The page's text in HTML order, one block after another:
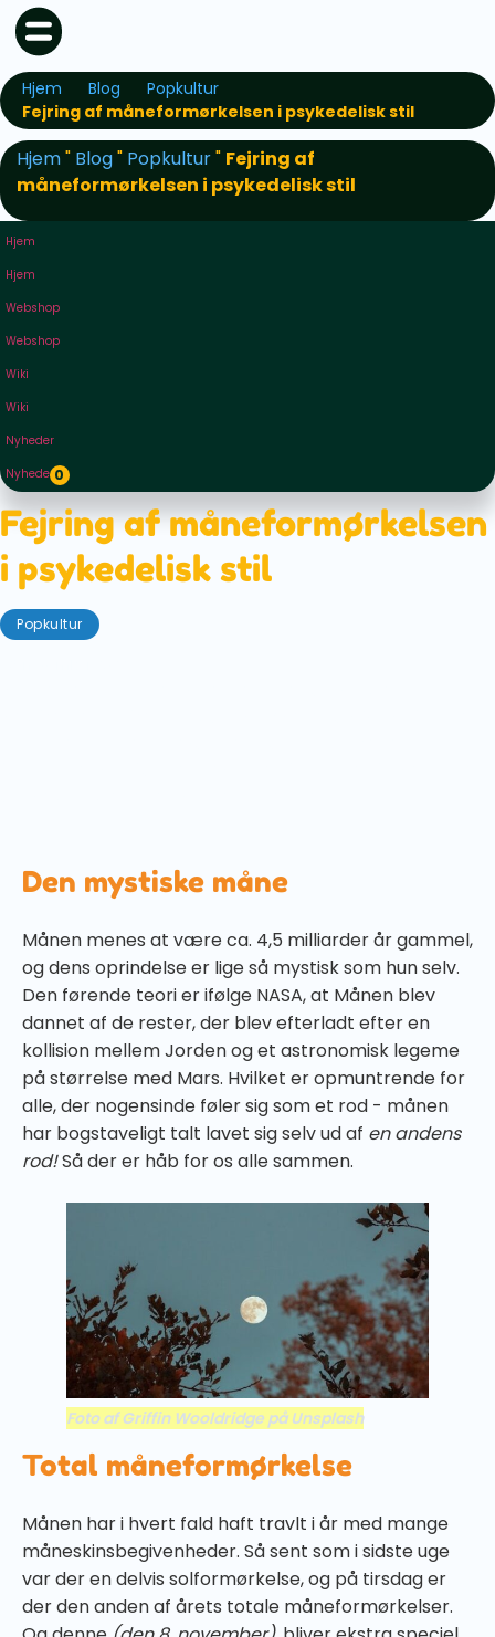
Hjem Blog
Popkultur
Fejring af måneformørkelsen i psykedelisk stil
Hjem" Blog" Popkultur" Fejring af
måneformørkelsen i psykedelisk stil
Hjem
Hjem
Webshop
Webshop
Wiki
Wiki
Nyheder
Nyheder0
Fejring af måneformørkelsen
i psykedelisk stil
Popkultur
Den mystiske måne
Månen menes at være ca. 4,5 milliarder år gammel,
og dens oprindelse er lige så mystisk som hun selv.
Den førende teori er ifølge NASA, at Månen blev
dannet af de rester, der blev efterladt efter en
kollision mellem Jorden og et astronomisk legeme
på størrelse med Mars. Hvilket er opmuntrende for
alle, der nogensinde føler sig som et rod - månen
har bogstaveligt talt lavet sig selv ud af en andens
rod!Så der er håb for os alle sammen.
Foto af Griffin Wooldridge på Unsplash
Total måneformørkelse
Månen har i hvert fald haft travlt i år med mange
måneskinsbegivenheder. Så sent som i sidste uge
var der en delvis solformørkelse, og på tirsdag er
der den anden af årets totale måneformørkelser.